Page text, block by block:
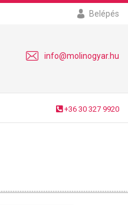
Belépés
info@molinogyar.hu
+36 30 327 9920